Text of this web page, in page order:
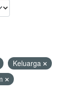
Keluarga